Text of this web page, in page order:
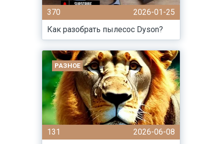
370
2026-01-25
Как разобрать пылесос Dyson?
РАЗНОЕ
131
2026-06-08